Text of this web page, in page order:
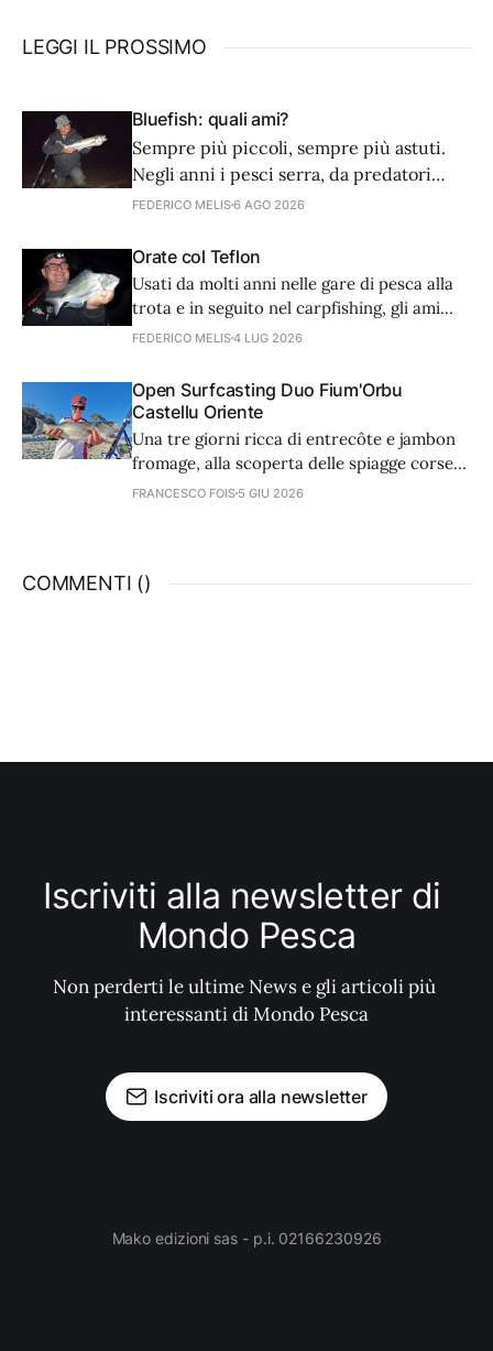
LEGGI IL PROSSIMO
Bluefish: quali ami?
Sempre più piccoli, sempre più astuti.
Negli anni i pesci serra, da predatori
golosi e avventati, sembra siano diventati
dobbiamo adattare tecnica e
attrezzatura. Partiamo dagli ami.
FEDERICO MELIS6 AGO 2026
Orate col Teflon
Usati da molti anni nelle gare di pesca alla
trota e in seguito nel carpfishing, gli ami
con rivestimento in teflon trovano
nella caccia delle orate, grazie ad alcune
caratteristiche che li rendono micidiali.
FEDERICO MELIS4 LUG 2026
Open Surfcasting Duo Fium'Orbu
Castellu Oriente
Una tre giorni ricca di entrecôte e jambon
fromage, alla scoperta delle spiagge corse
di Ghisonaccia, dove si è svolta una
FRANCESCO FOIS 5 GIU 2026
COMMENTI ()
Iscriviti alla newsletter di
Mondo Pesca
Non perderti le ultime News e gli articoli più
interessanti di Mondo Pesca
Iscriviti ora alla newsletter
Mako edizioni sas - p.i. 02166230926